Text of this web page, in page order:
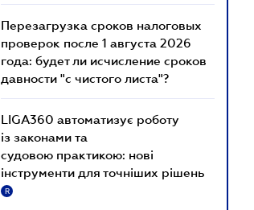
Перезагрузка сроков налоговых
проверок после 1 августа 2026
года: будет ли исчисление сроков
давности "с чистого листа"?
LIGA360 автоматизує роботу
із законами та
судовою практикою: нові
інструменти для точніших рішень
R